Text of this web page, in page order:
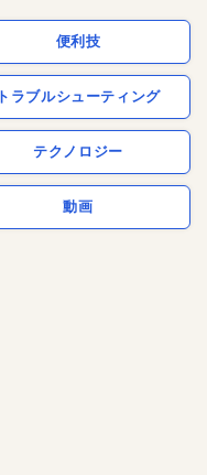
便利技
トラブルシューティング
テクノロジー
動画